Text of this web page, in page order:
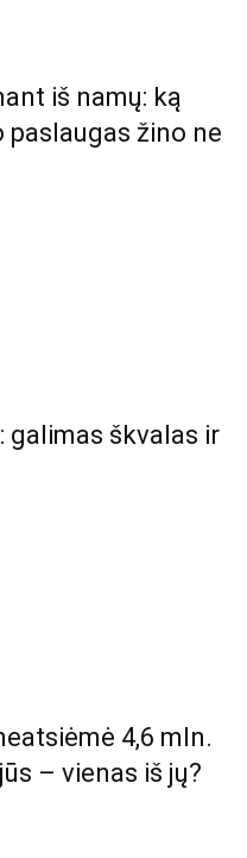
iš namų: ką
žino ne
galimas škvalas ir
4,6 mln.
– vienas iš jų?